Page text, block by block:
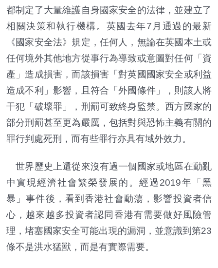
都制定了大量維護自身國家安全的法律，並建立了
相關決策和執行機構。英國去年7月通過的最新
《國家安全法》規定，任何人，無論在英國本土或
任何境外其他地方從事行為導致或意圖對任何「資
產」造成損害，而該損害「對英國國家安全或利益
造成不利」影響，且符合「外國條件」，則該人將
干犯「破壞罪」，刑罰可致終身監禁。西方國家的
部分刑罰甚至更為嚴厲，包括對與恐怖主義有關的
罪行判處死刑，而有些罪行亦具有域外效力。
世界歷史上還從來沒有過一個國家或地區在動亂
中實現經濟社會繁榮發展的。經過2019年「黑
暴」事件後，看到香港社會動蕩，影響投資者信
心，越來越多投資者認同香港有需要做好風險管
理，堵塞國家安全可能出現的漏洞，並意識到第23
條不是洪水猛獸，而是有實際需要。